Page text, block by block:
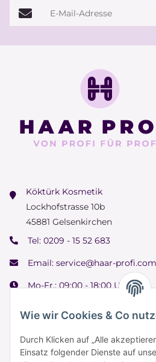
Wie wir Cookies & Co
Durch Klicken auf „Alle
Einsatz folgender Dienste auf
E-Mail-Adresse
Köktürk Kosmetik
Lockhofstrasse 10b
45881 Gelsenkirchen
Tel: 0209 - 15 52 683
Email: service@haar-profi.com
Mo-Fr.: 09:00 - 18:00 Uhr
Samstag: 09:00 - 15:00 Uhr